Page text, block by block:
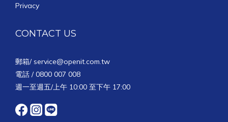
Privacy
CONTACT US
郵箱/ service@openit.com.tw
電話 / 0800 007 008
週一至週五/上午 10:00 至下午 17:00